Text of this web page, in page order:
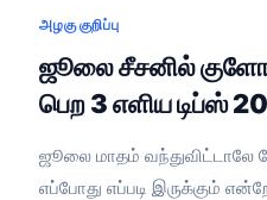
அழகு குறிப்பு
ஜூலை சீசனில்
பெற 3 எளிய டிப்ஸ்
ஜூலை மாதம் வந்துவிட்டாலே
எப்போது எப்படி இருக்கும்